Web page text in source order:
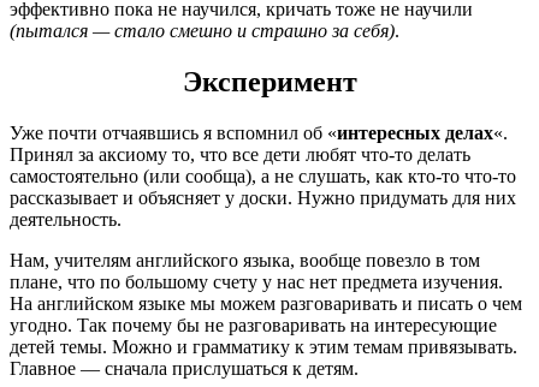
эффективно пока не научился, кричать тоже не научили
(пытался — стало смешно и страшно за себя).
Эксперимент
Уже почти отчаявшись я вспомнил об «интересных делах«.
Принял за аксиому то, что все дети любят что-то делать
самостоятельно (или сообща), а не слушать, как кто-то что-то
рассказывает и объясняет у доски. Нужно придумать для них
деятельность.
Нам, учителям английского языка, вообще повезло в том
плане, что по большому счету у нас нет предмета изучения.
На английском языке мы можем разговаривать и писать о чем
угодно. Так почему бы не разговаривать на интересующие
детей темы. Можно и грамматику к этим темам привязывать.
Главное — сначала прислушаться к детям.